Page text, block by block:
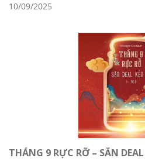
10/09/2025
THÁNG 9 RỰC RỠ – SĂN